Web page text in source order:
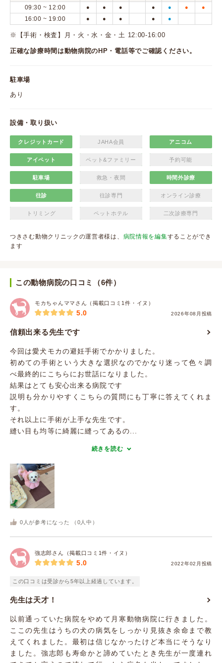
09:30 ~ 12:00
● ● ● ● ● ● ●
16:00 ~ 19:00 ● ● ● ● ●
※【手術・検査】月・火・水・金・土 12:00-16:00
正確な診療時間は動物病院のHP・電話等でご確認ください。
駐車場
あり
設備・取り扱い
クレジットカード JAHA会員 アニコム
アイペット ペット&ファミリー 予約可能
駐車場 救急・夜間 時間外診療
往診 往診専門 オンライン診療
トリミング ペットホテル 二次診療専門
つきさむ動物クリニックの運営者様は、 病院情報を編集することができ
ます
この動物病院の口コミ（6件）
モカちゃんママさん（掲載口コミ1件・イヌ）
2026年08月投稿
5.0
信頼出来る先生です
今回は愛犬モカの避妊手術でかかりました。
初めての手術という大きな選択なのでかなり迷って色々調
べ最終的にこちらにお世話になりました。
結果はとても安心出来る病院です
説明も分かりやすくこちらの質問にも丁寧に答えてくれま
す。
それ以上に手術が上手な先生です。
縫い目も均等に綺麗に縫ってあるの...
続きを読む
0 人が参考になった （ 0 人中）
強志郎さん（掲載口コミ1件・イヌ）
2022年02月投稿
5.0
この口コミは受診から5年以上経過しています。
先生は天才！
以前通っていた病院をやめて月寒動物病院に行きました。
ここの先生はうちの犬の病気をしっかり見抜き余命まで教
えてくれました。最初は信じなかったけど本当にそうなり
ました。強志郎も寿命かと諦めていたとき先生が一度連れ